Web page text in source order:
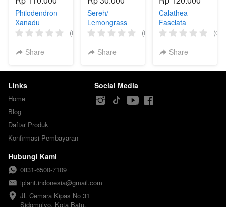
Philodendron
Xanadu
(0)
Share
Sereh/
Lemongrass
(0)
Share
Calathea
Fasciata
(0)
Share
Links
Home
Blog
Daftar Produk
Konfirmasi Pembayaran
Social Media
Hubungi Kami
0831-6500-7109
iplant.indonesia@gmail.com
JL Cemara Kipas No 31
Sidomulyo, Kota Batu.